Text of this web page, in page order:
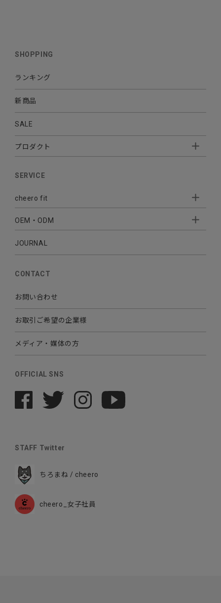
SHOPPING
ランキング
新商品
SALE
プロダクト
AUDIO
CABLE CHARGER
Sleepion
MOBILE
SERVICE
cheero fit
- Sleepion3
- 軟骨伝導式集音器
OEM・ODM
- OEM・ODM 開発
JOURNAL
CONTACT
お問い合わせ
お取引ご希望の企業様
メディア・媒体の方
OFFICIAL SNS
STAFF Twitter
ちろまね / cheero
cheero_女子社員